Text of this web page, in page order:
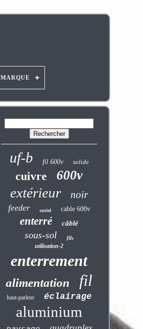
MARQUE
uf-b fil 600v solide
cuivre 600v
extérieur noir
feeder curiel cable 600v
enterré câblé
sous-sol fils
utilisation-2
enterrement
alimentation fil
haut-parleur éclairage
aluminium